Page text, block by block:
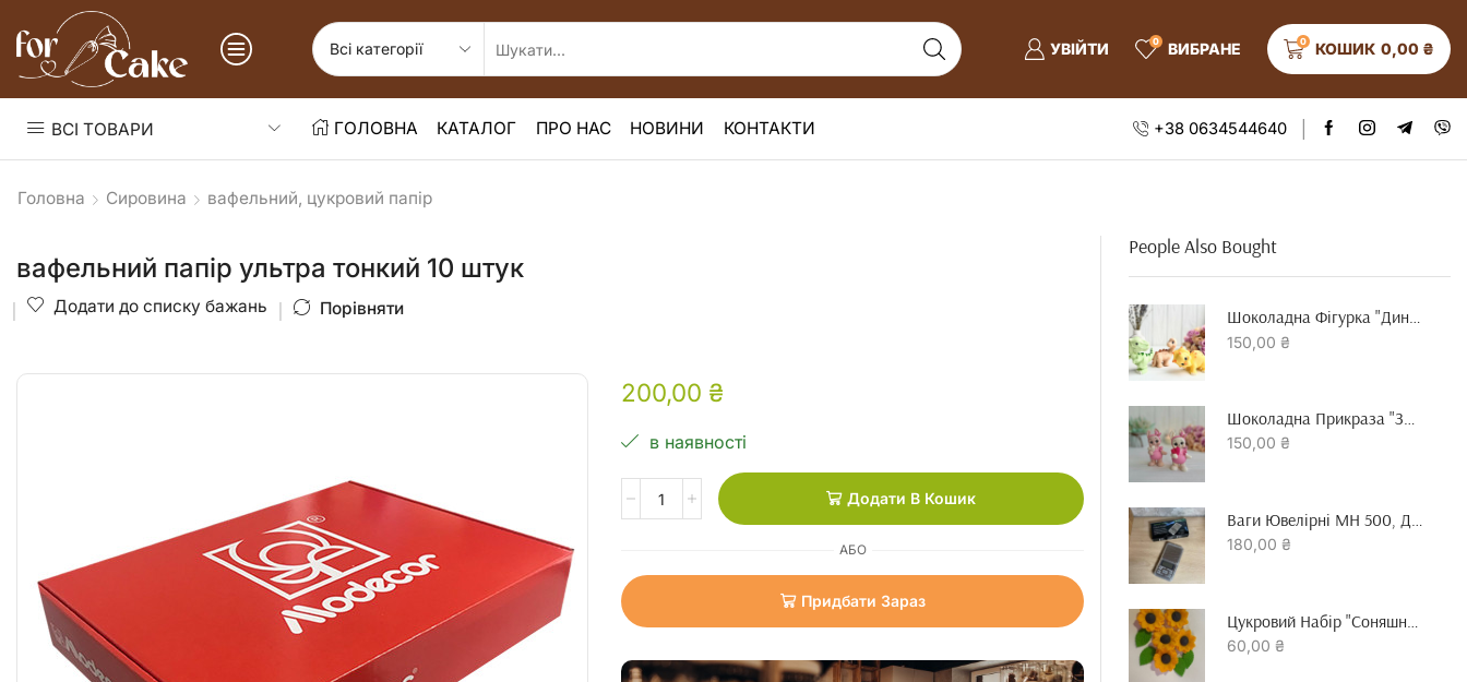
УВІЙТИ 0 ВИБРАНЕ 0 КОШИК 0,00 ₴
ВСІ ТОВАРИ ГОЛОВНА КАТАЛОГ ПРО НАС НОВИНИ КОНТАКТИ +38 0634544640
Головна Сировина вафельний, цукровий папір
вафельний папір ультра тонкий 10 штук
Додати до списку бажань Порівняти
200,00 ₴
в наявності
Додати В Кошик
АБО
Придбати Зараз
People Also Bought
Шоколадна Фігурка "динозавр"
150,00 ₴
Шоколадна Прикраза "зайчик З Серцем"
150,00 ₴
180,00 ₴
60,00 ₴